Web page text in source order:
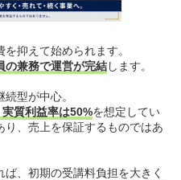
抑えて始められます。
の兼務で運営が完結します。
型が中心。
質利益率は50%を想定してい
り、売上を保証するものではあ
、初期の受講料負担を大きく